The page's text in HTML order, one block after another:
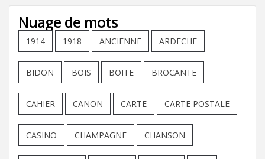
Nuage de mots
1914 1918 ANCIENNE ARDECHE
BIDON BOIS BOITE BROCANTE
CAHIER CANON CARTE CARTE POSTALE
CASINO CHAMPAGNE CHANSON